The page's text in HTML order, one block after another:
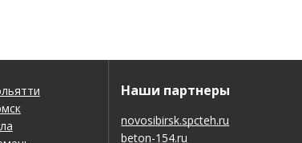
Наши партнеры
novosibirsk.spcteh.ru
beton-154.ru